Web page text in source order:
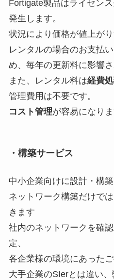
Fortigate製品はライセン
発生します。
状況により価格が値上が
レンタルの場合のお支払
め、毎年の更新料に影響さ
また、レンタル料は経費
管理費用は不要です。
コスト管理が容易になりま
・構築サービス
中小企業向けに設計・構
ネットワーク構築だけで
きます
社内のネットワークを確
定、
各企業様の環境にあった
大手企業のSIerとは違い